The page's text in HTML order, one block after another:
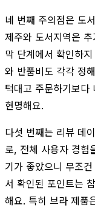
네 번째 주의점은 도
제주와 도서지역은
막 단계에서 확인하
와 반품비도 각각 정
턱대고 주문하기보다
현명해요.
다섯 번째는 리뷰 데
로, 전체 사용자 경험
기가 좋았으니 무조
서 확인된 포인트는
해요. 특히 브라 제품